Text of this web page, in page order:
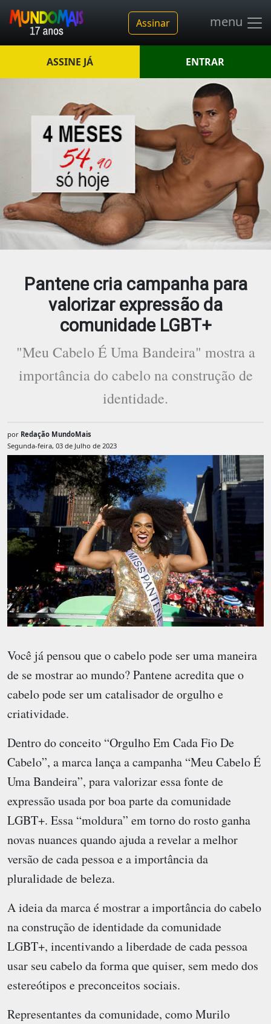
Assinar menu
ASSINE JÁ ENTRAR
Pantene cria campanha para
valorizar expressão da
comunidade LGBT+
"Meu Cabelo É Uma Bandeira" mostra a
importância do cabelo na construção de
identidade.
por Redação MundoMais
Segunda-feira, 03 de Julho de 2023
Você já pensou que o cabelo pode ser uma maneira
de se mostrar ao mundo? Pantene acredita que o
cabelo pode ser um catalisador de orgulho e
criatividade.
Dentro do conceito “Orgulho Em Cada Fio De
Cabelo”, a marca lança a campanha “Meu Cabelo É
Uma Bandeira”, para valorizar essa fonte de
expressão usada por boa parte da comunidade
LGBT+. Essa “moldura” em torno do rosto ganha
novas nuances quando ajuda a revelar a melhor
versão de cada pessoa e a importância da
pluralidade de beleza.
A ideia da marca é mostrar a importância do cabelo
na construção de identidade da comunidade
LGBT+, incentivando a liberdade de cada pessoa
usar seu cabelo da forma que quiser, sem medo dos
estereótipos e preconceitos sociais.
Representantes da comunidade, como Murilo